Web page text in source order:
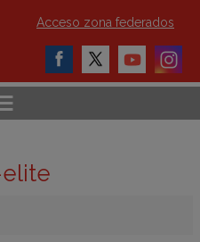
Acceso zona federados